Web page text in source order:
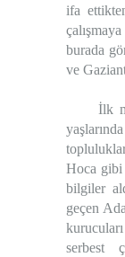
ifa
burada
ve
İlk
Hoca gibi
bilgiler
geçen
serbest